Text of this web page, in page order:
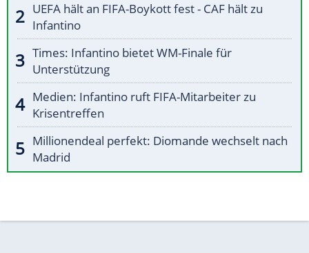
UEFA hält an FIFA-Boykott fest - CAF hält zu
Infantino
Times: Infantino bietet WM-Finale für
Unterstützung
Medien: Infantino ruft FIFA-Mitarbeiter zu
Krisentreffen
Millionendeal perfekt: Diomande wechselt nach
Madrid